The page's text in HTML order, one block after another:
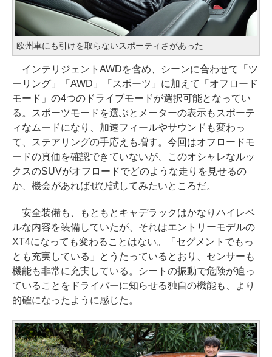
欧州車にも引けを取らないスポーティさがあった
インテリジェントAWDを含め、シーンに合わせて「ツ
ーリング」「AWD」「スポーツ」に加えて「オフロード
モード」の4つのドライブモードが選択可能となってい
る。スポーツモードを選ぶとメーターの表示もスポーテ
ィなムードになり、加速フィールやサウンドも変わっ
て、ステアリングの手応えも増す。今回はオフロードモ
ードの真価を確認できていないが、このオシャレなルッ
クスのSUVがオフロードでどのような走りを見せるの
か、機会があればぜひ試してみたいところだ。
安全装備も、もともとキャデラックはかなりハイレベ
ルな内容を装備していたが、それはエントリーモデルの
XT4になっても変わることはない。「セグメントでもっ
とも充実している」とうたっているとおり、センサーも
機能も非常に充実している。シートの振動で危険が迫っ
ていることをドライバーに知らせる独自の機能も、より
的確になったように感じた。